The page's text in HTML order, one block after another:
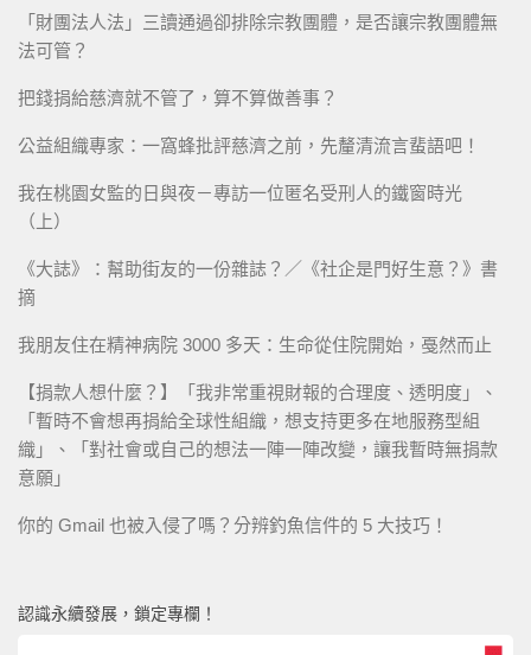
「財團法人法」三讀通過卻排除宗教團體，是否讓宗教團體無
法可管？
把錢捐給慈濟就不管了，算不算做善事？
公益組織專家：一窩蜂批評慈濟之前，先釐清流言蜚語吧！
我在桃園女監的日與夜－專訪一位匿名受刑人的鐵窗時光
（上）
《大誌》：幫助街友的一份雜誌？／《社企是門好生意？》書
摘
我朋友住在精神病院 3000 多天：生命從住院開始，戞然而止
【捐款人想什麼？】「我非常重視財報的合理度、透明度」、
「暫時不會想再捐給全球性組織，想支持更多在地服務型組
織」、「對社會或自己的想法一陣一陣改變，讓我暫時無捐款
意願」
你的 Gmail 也被入侵了嗎？分辨釣魚信件的 5 大技巧！
認識永續發展，鎖定專欄！